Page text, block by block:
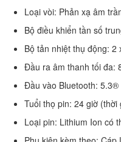
Loại vòi: Phản xạ âm
Bộ điều khiển tần số
Bộ tản nhiệt thụ động: 2
Đầu ra âm thanh tối đa:
Đầu vào Bluetooth: 5.3®
Tuổi thọ pin: 24 giờ (thời
Loại pin: Lithium Ion có